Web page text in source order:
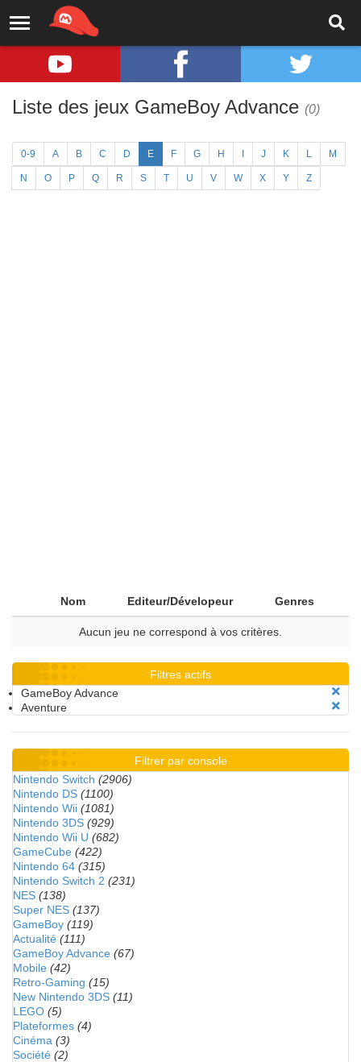
Liste des jeux GameBoy Advance (0)
0-9 A B C D E F G H J K L M
N O P Q R S T U V W X Y Z
Nom Editeur/Dévelopeur Genres
Aucun jeu ne correspond à vos critères.
Filtres actifs
GameBoy Advance
Aventure
Filtrer par console
Nintendo Switch (2906)
Nintendo DS (1100)
Nintendo Wii (1081)
Nintendo 3DS (929)
Nintendo Wii U (682)
GameCube (422)
Nintendo 64 (315)
Nintendo Switch 2 (231)
NES (138)
Super NES (137)
GameBoy (119)
Actualité (111)
GameBoy Advance (67)
Mobile (42)
Retro-Gaming (15)
New Nintendo 3DS (11)
LEGO (5)
Plateformes (4)
Cinéma (3)
Société (2)